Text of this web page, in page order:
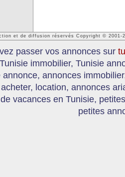
et de diffusion réservés Copyright © 2001-
passer vos annonces sur
immobilier, Tunisie
annonce, annonces
location, annonces
vacances en Tunisie,
petites